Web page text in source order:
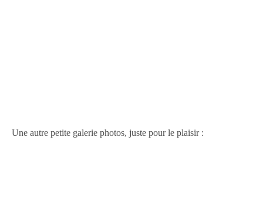
Une autre petite galerie photos, juste pour le plaisir :